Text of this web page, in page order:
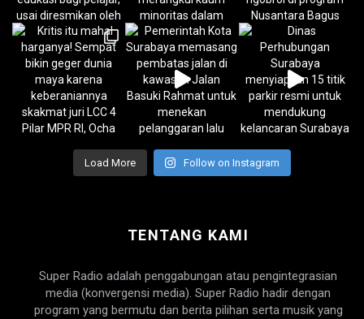
Load More Follow on Instagram
TENTANG KAMI
Super Radio adalah penggabungan atau pengintegrasian
media (konvergensi media). Super Radio hadir dengan
program yang bermutu dan berita pilihan serta musik yang